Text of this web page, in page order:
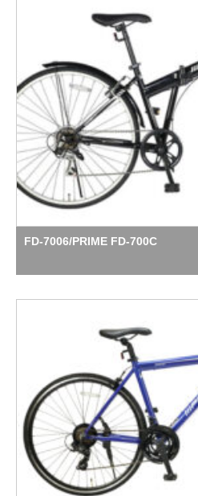
FD-7006/PRIME FD-700C